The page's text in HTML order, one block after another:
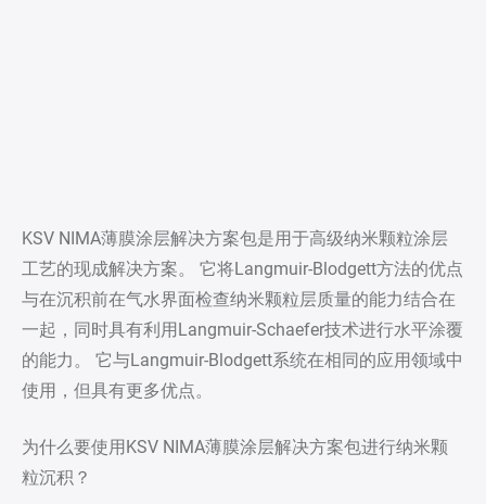
KSV NIMA薄膜涂层解决方案包是用于高级纳米颗粒涂层
工艺的现成解决方案。 它将Langmuir-Blodgett方法的优点
与在沉积前在气水界面检查纳米颗粒层质量的能力结合在
一起，同时具有利用Langmuir-Schaefer技术进行水平涂覆
的能力。 它与Langmuir-Blodgett系统在相同的应用领域中
使用，但具有更多优点。
为什么要使用KSV NIMA薄膜涂层解决方案包进行纳米颗
粒沉积？